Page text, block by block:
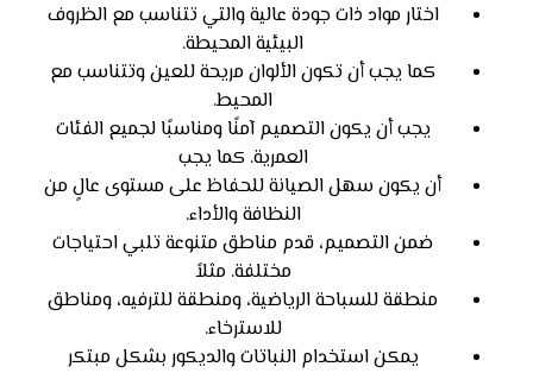
اختار مواد ذات جودة عالية والتي تتناسب مع الظروف
البيئية المحيطة.
كما يجب أن تكون الألوان مريحة للعين وتتناسب مع
المحيط.
يجب أن يكون التصميم آمنًا ومناسبًا لجميع الفئات
العمرية. كما يجب
أن يكون سهل الصيانة للحفاظ على مستوى عالٍ من
النظافة والأداء.
ضمن التصميم، قدم مناطق متنوعة تلبي احتياجات
مختلفة. مثلاً
منطقة للسباحة الرياضية، ومنطقة للترفيه، ومناطق
للاسترخاء.
يمكن استخدام النباتات والديكور بشكل مبتكر